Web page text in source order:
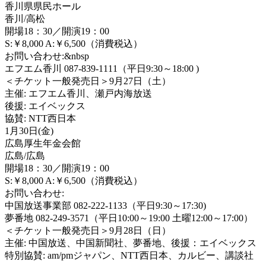
香川県県民ホール
香川/高松
開場18：30／開演19：00
S:￥8,000 A:￥6,500（消費税込）
お問い合わせ:&nbsp
エフエム香川 087-839-1111（平日9:30～18:00 )
＜チケット一般発売日＞9月27日（土）
主催: エフエム香川、瀬戸内海放送
後援: エイベックス
協賛: NTT西日本
1月30日(金)
広島厚生年金会館
広島/広島
開場18：30／開演19：00
S:￥8,000 A:￥6,500（消費税込）
お問い合わせ:
中国放送事業部 082-222-1133（平日9:30～17:30)
夢番地 082-249-3571（平日10:00～19:00 土曜12:00～17:00）
＜チケット一般発売日＞9月28日（日）
主催: 中国放送、中国新聞社、夢番地、後援：エイベックス
特別協賛: am/pmジャパン、NTT西日本、カルビー、講談社